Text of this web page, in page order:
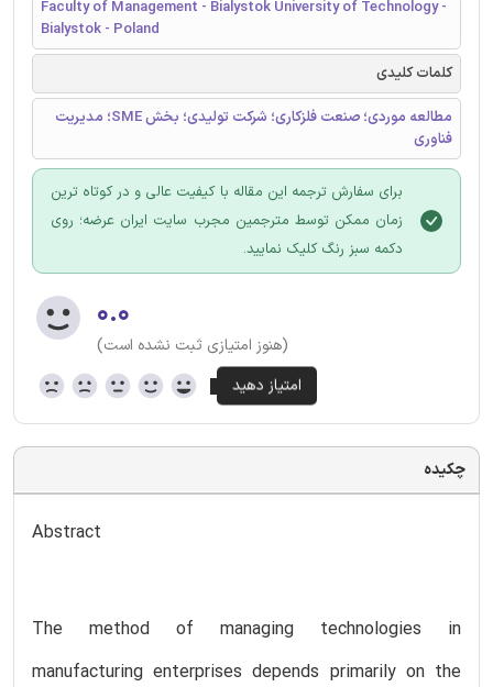
Faculty of Management - Bialystok University of Technology -
Bialystok - Poland
کلمات کلیدی
مطالعه موردی؛ صنعت فلزکاری؛ شرکت تولیدی؛ بخش SME؛ مدیریت
فناوری
برای سفارش ترجمه این مقاله با کیفیت عالی و در کوتاه ترین
زمان ممکن توسط مترجمین مجرب سایت ایران عرضه؛ روی
دکمه سبز رنگ کلیک نمایید.
۰.۰
(هنوز امتیازی ثبت نشده است)
چکیده
Abstract
The method of managing technologies in
manufacturing enterprises depends primarily on the